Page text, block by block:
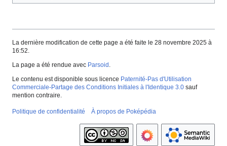
La dernière modification de cette page a été faite le 28 novembre 2025 à
16:52.
La page a été rendue avec Parsoid .
Le contenu est disponible sous licence Paternité-Pas d'Utilisation
Commerciale-Partage des Conditions Initiales à l'Identique 3.0 sauf
mention contraire.
Politique de confidentialité À propos de Poképédia